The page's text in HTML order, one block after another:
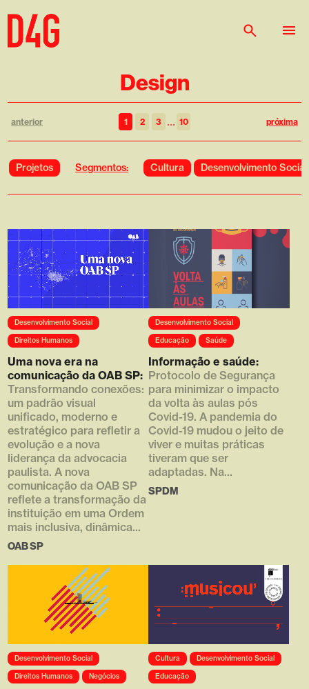
Design
anterior 1 2 3 ... 10 próxima
Projetos Segmentos: Cultura Desenvolvimento Social
Desenvolvimento Social
Direitos Humanos
Uma nova era na
comunicação da OAB SP:
Transformando conexões:
um padrão visual
unificado, moderno e
estratégico para refletir a
evolução e a nova
liderança da advocacia
paulista. A nova
comunicação da OAB SP
reflete a transformação da
instituição em uma Ordem
mais inclusiva, dinâmica...
OAB SP
Array ( [0] =>
https://d4g.com.br/wp-
content/uploads/2021/05/thumb
_610x790_02.png [1] => 610
[2] => 790 [3] => )
Desenvolvimento Social
Educação
Saúde
Informação e saúde:
Protocolo de Segurança
para minimizar o impacto
da volta às aulas pós
Covid-19. A pandemia do
Covid-19 mudou o jeito de
viver e muitas práticas
tiveram que ser
adaptadas. Na...
SPDM
Desenvolvimento Social
Direitos Humanos
Negócios
Cultura
Desenvolvimento Social
Educação